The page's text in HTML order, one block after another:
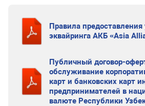
Правила предоставления
эквайринга АКБ «Asia
Публичный договор-
обслуживание
карт и банковских карт
предпринимателей в
валюте Республики